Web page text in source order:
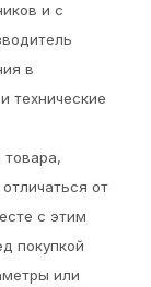
и с
в
технические
товара,
от
с этим
покупкой
или